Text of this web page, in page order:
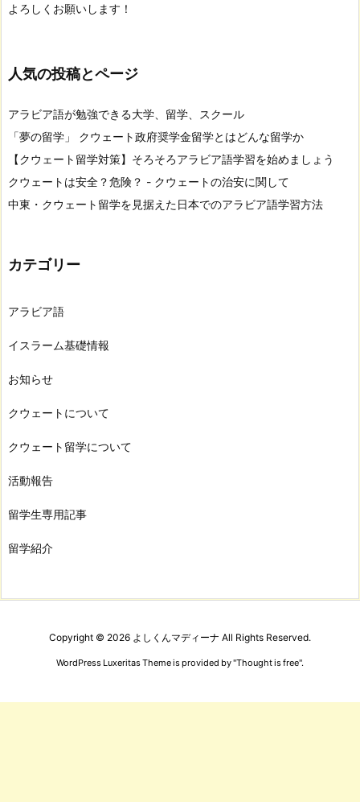
よろしくお願いします！
人気の投稿とページ
アラビア語が勉強できる大学、留学、スクール
「夢の留学」 クウェート政府奨学金留学とはどんな留学か
【クウェート留学対策】そろそろアラビア語学習を始めましょう
クウェートは安全？危険？ - クウェートの治安に関して
中東・クウェート留学を見据えた日本でのアラビア語学習方法
カテゴリー
アラビア語
イスラーム基礎情報
お知らせ
クウェートについて
クウェート留学について
活動報告
留学生専用記事
留学紹介
Copyright © 2026 よしくんマディーナ All Rights Reserved.
WordPress Luxeritas Theme is provided by "Thought is free".